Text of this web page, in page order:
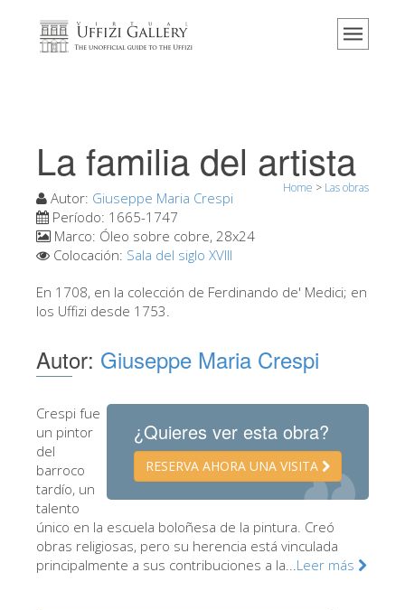
Home
Eventos y exposiciones
Los comentarios de los visitantes
Contáctenos
Visite los Uffizi
Reserve ahora
Las obras
Los Artistas
Las nuevas salas
Museo del Bargello
Galería de la Academia
La familia del artista
Home > Las obras
Autor: Giuseppe Maria Crespi
Período: 1665-1747
Marco: Óleo sobre cobre, 28x24
Colocación: Sala del siglo XVIII
En 1708, en la colección de Ferdinando de' Medici; en
los Uffizi desde 1753.
Autor: Giuseppe Maria Crespi
¿Quieres ver esta obra?
RESERVA AHORA UNA VISITA
Crespi fue
un pintor
del
barroco
tardío, un
talento
único en la escuela boloñesa de la pintura. Creó
obras religiosas, pero su herencia está vinculada
principalmente a sus contribuciones a la...Leer más